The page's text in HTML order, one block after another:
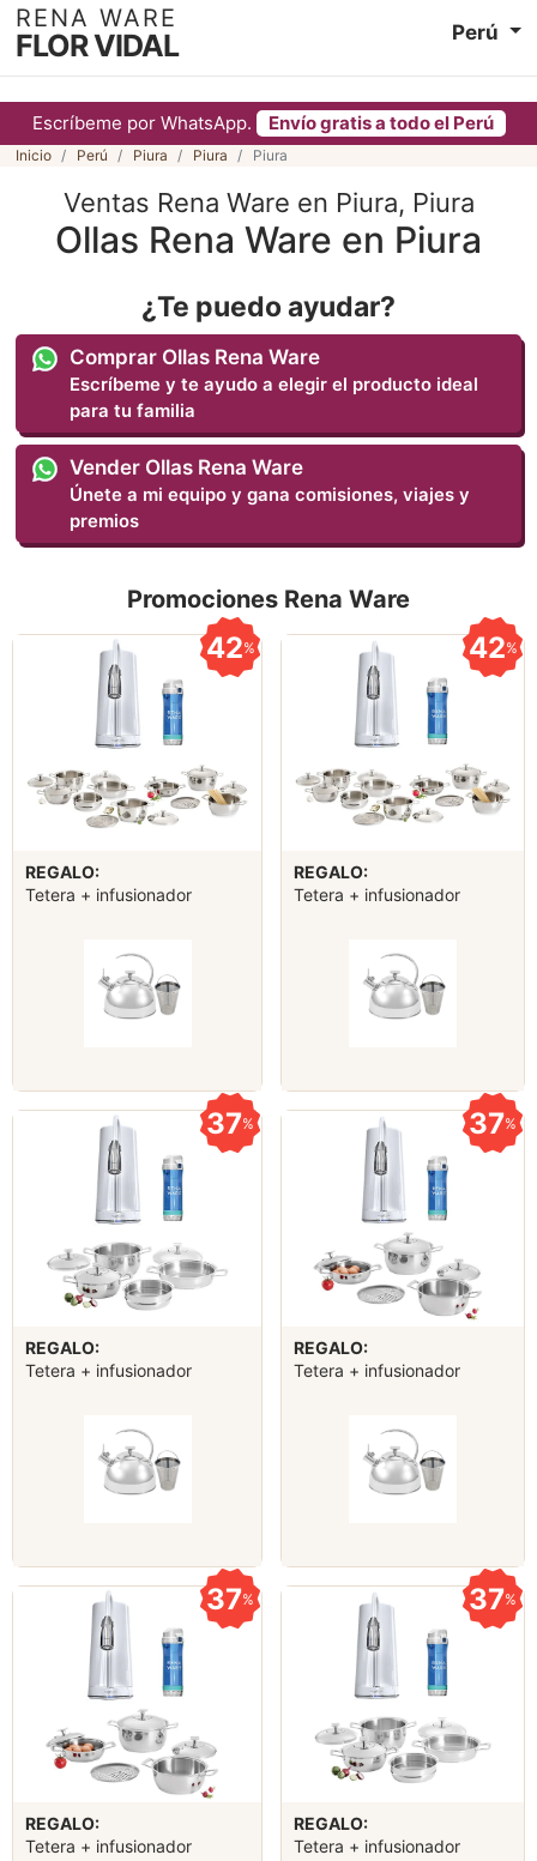
Escríbeme por WhatsApp. Envío gratis a todo el Perú
RENA WARE
FLOR VIDAL Perú
Inicio Perú Piura Piura Piura
Ventas Rena Ware en Piura, Piura
Ollas Rena Ware en Piura
¿Te puedo ayudar?
Comprar Ollas Rena Ware
Escríbeme y te ayudo a elegir el producto ideal
para tu familia
Vender Ollas Rena Ware
Únete a mi equipo y gana comisiones, viajes y
premios
Promociones Rena Ware
42%
REGALO:
Tetera + infusionador
42%
REGALO:
Tetera + infusionador
37%
REGALO:
Tetera + infusionador
37%
REGALO:
Tetera + infusionador
37%
REGALO:
Tetera + infusionador
37%
REGALO:
Tetera + infusionador